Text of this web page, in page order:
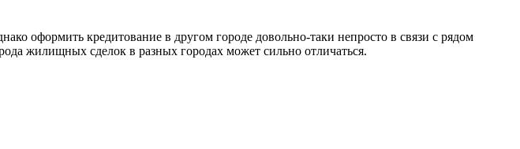
оформить кредитование в другом городе довольно-таки непросто в связи с рядом
жилищных сделок в разных городах может сильно отличаться.